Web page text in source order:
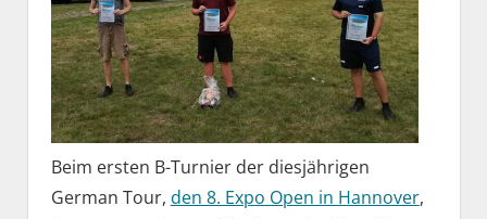
Beim ersten B-Turnier der diesjährigen
German Tour, den 8. Expo Open in Hannover,